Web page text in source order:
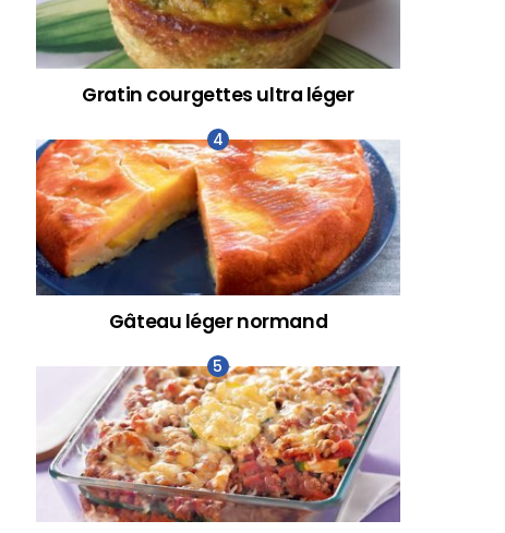
Gratin courgettes ultra léger
Gâteau léger normand